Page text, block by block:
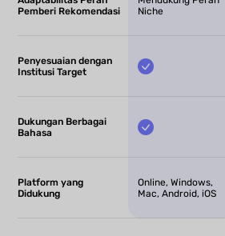
Pemberi Rekomendasi
Niche
Penyesuaian dengan
Institusi Target
Dukungan Berbagai
Bahasa
Platform yang
Didukung
Online, Windows,
Mac, Android, iOS